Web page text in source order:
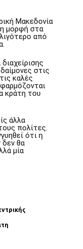
Μακεδονία
μορφή στα
από
στις
καλές
κράτη του
άλλα
πολίτες.
ότι η
θα
μία